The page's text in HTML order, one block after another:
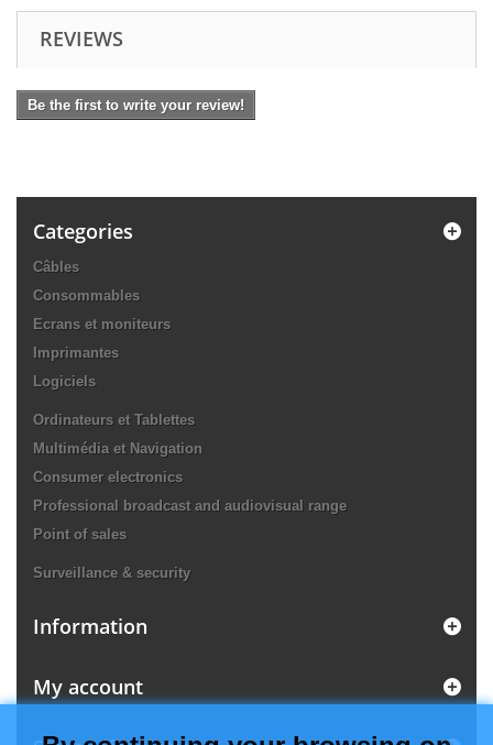
REVIEWS
Be the first to write your review!
Categories
Câbles
Consommables
Ecrans et moniteurs
Imprimantes
Logiciels
Ordinateurs et Tablettes
Multimédia et Navigation
Consumer electronics
Professional broadcast and audiovisual range
Point of sales
Surveillance & security
Information
My account